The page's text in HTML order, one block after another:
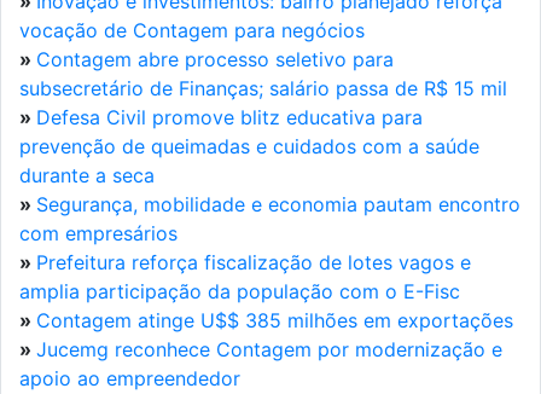
vocação de Contagem para negócios
» Contagem abre processo seletivo para
subsecretário de Finanças; salário passa de R$ 15 mil
» Defesa Civil promove blitz educativa para
prevenção de queimadas e cuidados com a saúde
durante a seca
» Segurança, mobilidade e economia pautam encontro
com empresários
» Prefeitura reforça fiscalização de lotes vagos e
amplia participação da população com o E-Fisc
» Contagem atinge U$$ 385 milhões em exportações
» Jucemg reconhece Contagem por modernização e
apoio ao empreendedor